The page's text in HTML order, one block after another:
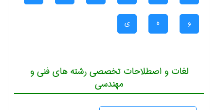
و ه ی
لغات و اصطلاحات تخصصی رشته های فنی و
مهندسی